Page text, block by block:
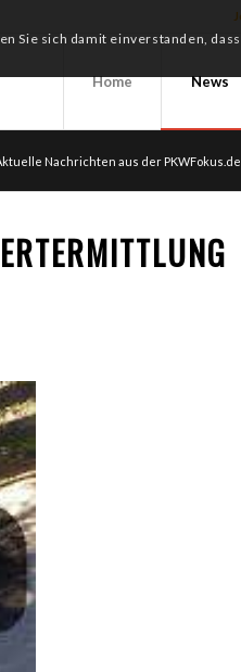
Home News
Nachrichten aus der
sich damit einverstanden, dass